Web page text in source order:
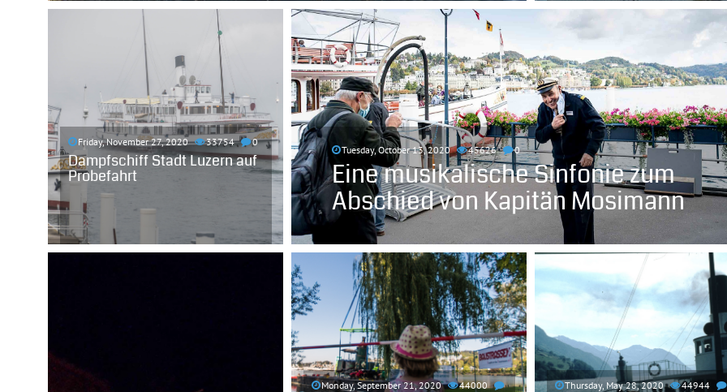
Friday, November 27, 2020 33754 0
Dampfschiff Stadt Luzern auf
Probefahrt
Tuesday, October 13, 2020 45626 0
Eine musikalische Sinfonie zum
Abschied von Kapitän Mosimann
Monday, September 21, 2020
44000
Thursday, May 28, 2020 44944